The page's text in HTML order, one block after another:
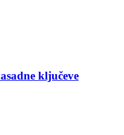
ključeve